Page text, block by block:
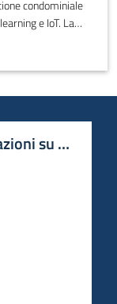
condominiale
e IoT. La
costi e
su questa